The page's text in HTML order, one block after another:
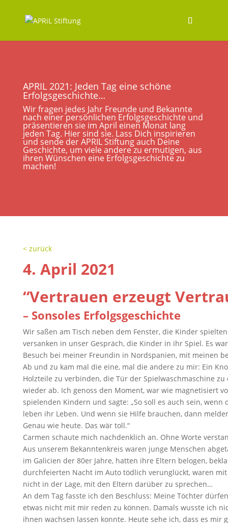
APRIL 2021: Jeden Tag eine schöne
Erfolgsgeschichte…
Wir fragen jedes Jahr Freunde und Bekannte
nach einer persönlichen Erfolgsgeschichte und
präsentieren sie im April einen Monat lang
jeden Tag. Hier sind sie. Lass Dich inspirieren
und sende der APRIL Stiftung auch Deine
Geschichte, um viele andere zu ermutigen, aus
ihren Wünschen eine Erfolgsgeschichte zu
machen!
< zurück
4. April 2021
“Vertrauen erzeugt
– Sonsoles Erfolgsgeschichte
Wir saßen am Tisch neben dem Fenster, die Kinder
versanken in unser Gespräch, die Kinder in ihr Spiel. Es
Besuch bei meiner Freundin in Nordspanien, mit meinen
Ab und zu kam mal die eine, mal die andere zu mir: Ein
Holzteile zu verbinden, die Tür der Spielwaschmaschine
wieder ab. Ich genoss den Moment, war wie magnetisiert
spielenden Kindern und sagte: „So soll es auch sein, wenn
leben ihr Leben. Und wenn sie Hilfe brauchen, dann
Genau wie heute. Das wär toll.“
Carmen schaute mich nachdenklich an. Ohne Worte
Aus unserem Bekanntenkreis waren junge Menschen
im Galicien der 80er Jahre, hatten ihre Eltern belogen,
durchfeierten Nacht im Auto tödlich verunglückt, waren
nicht in der Lage, mit den Eltern darüber zu sprechen…
An dem Tag fasste ich den Beschluss: Meine Töchter
etwas nicht mit mir reden zu können. Damals wusste ich
ihnen wachsen lassen konnte. Heute sehe ich, dass es mir